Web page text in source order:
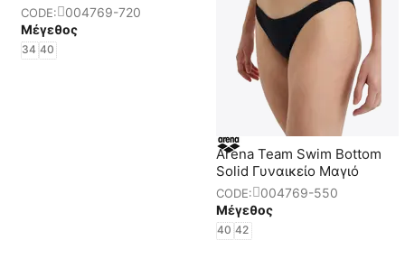
CODE:
004769-720
Μέγεθος
34 40
Arena Team Swim Bottom
Solid Γυναικείο Μαγιό
CODE:
004769-550
Μέγεθος
40 42